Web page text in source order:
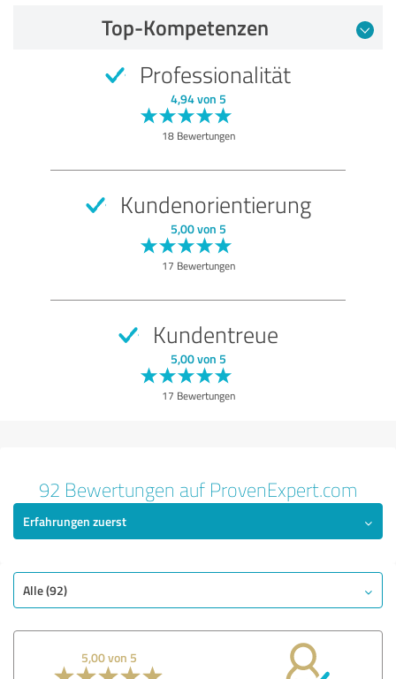
Empfehlung
Top-Kompetenzen
Professionalität
4,94 von 5
18 Bewertungen
Kundenorientierung
5,00 von 5
17 Bewertungen
Kundentreue
5,00 von 5
17 Bewertungen
92 Bewertungen auf ProvenExpert.com
Erfahrungen zuerst
Alle (92)
5,00 von 5